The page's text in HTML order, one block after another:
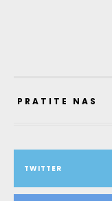
PRATITE NAS
TWITTER